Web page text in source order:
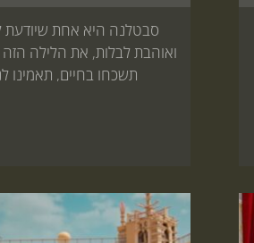
סבטלנה היא אחת שיודעת
ואוהבת לבלות, את הלילה
תשכחו בחיים, תאמינו